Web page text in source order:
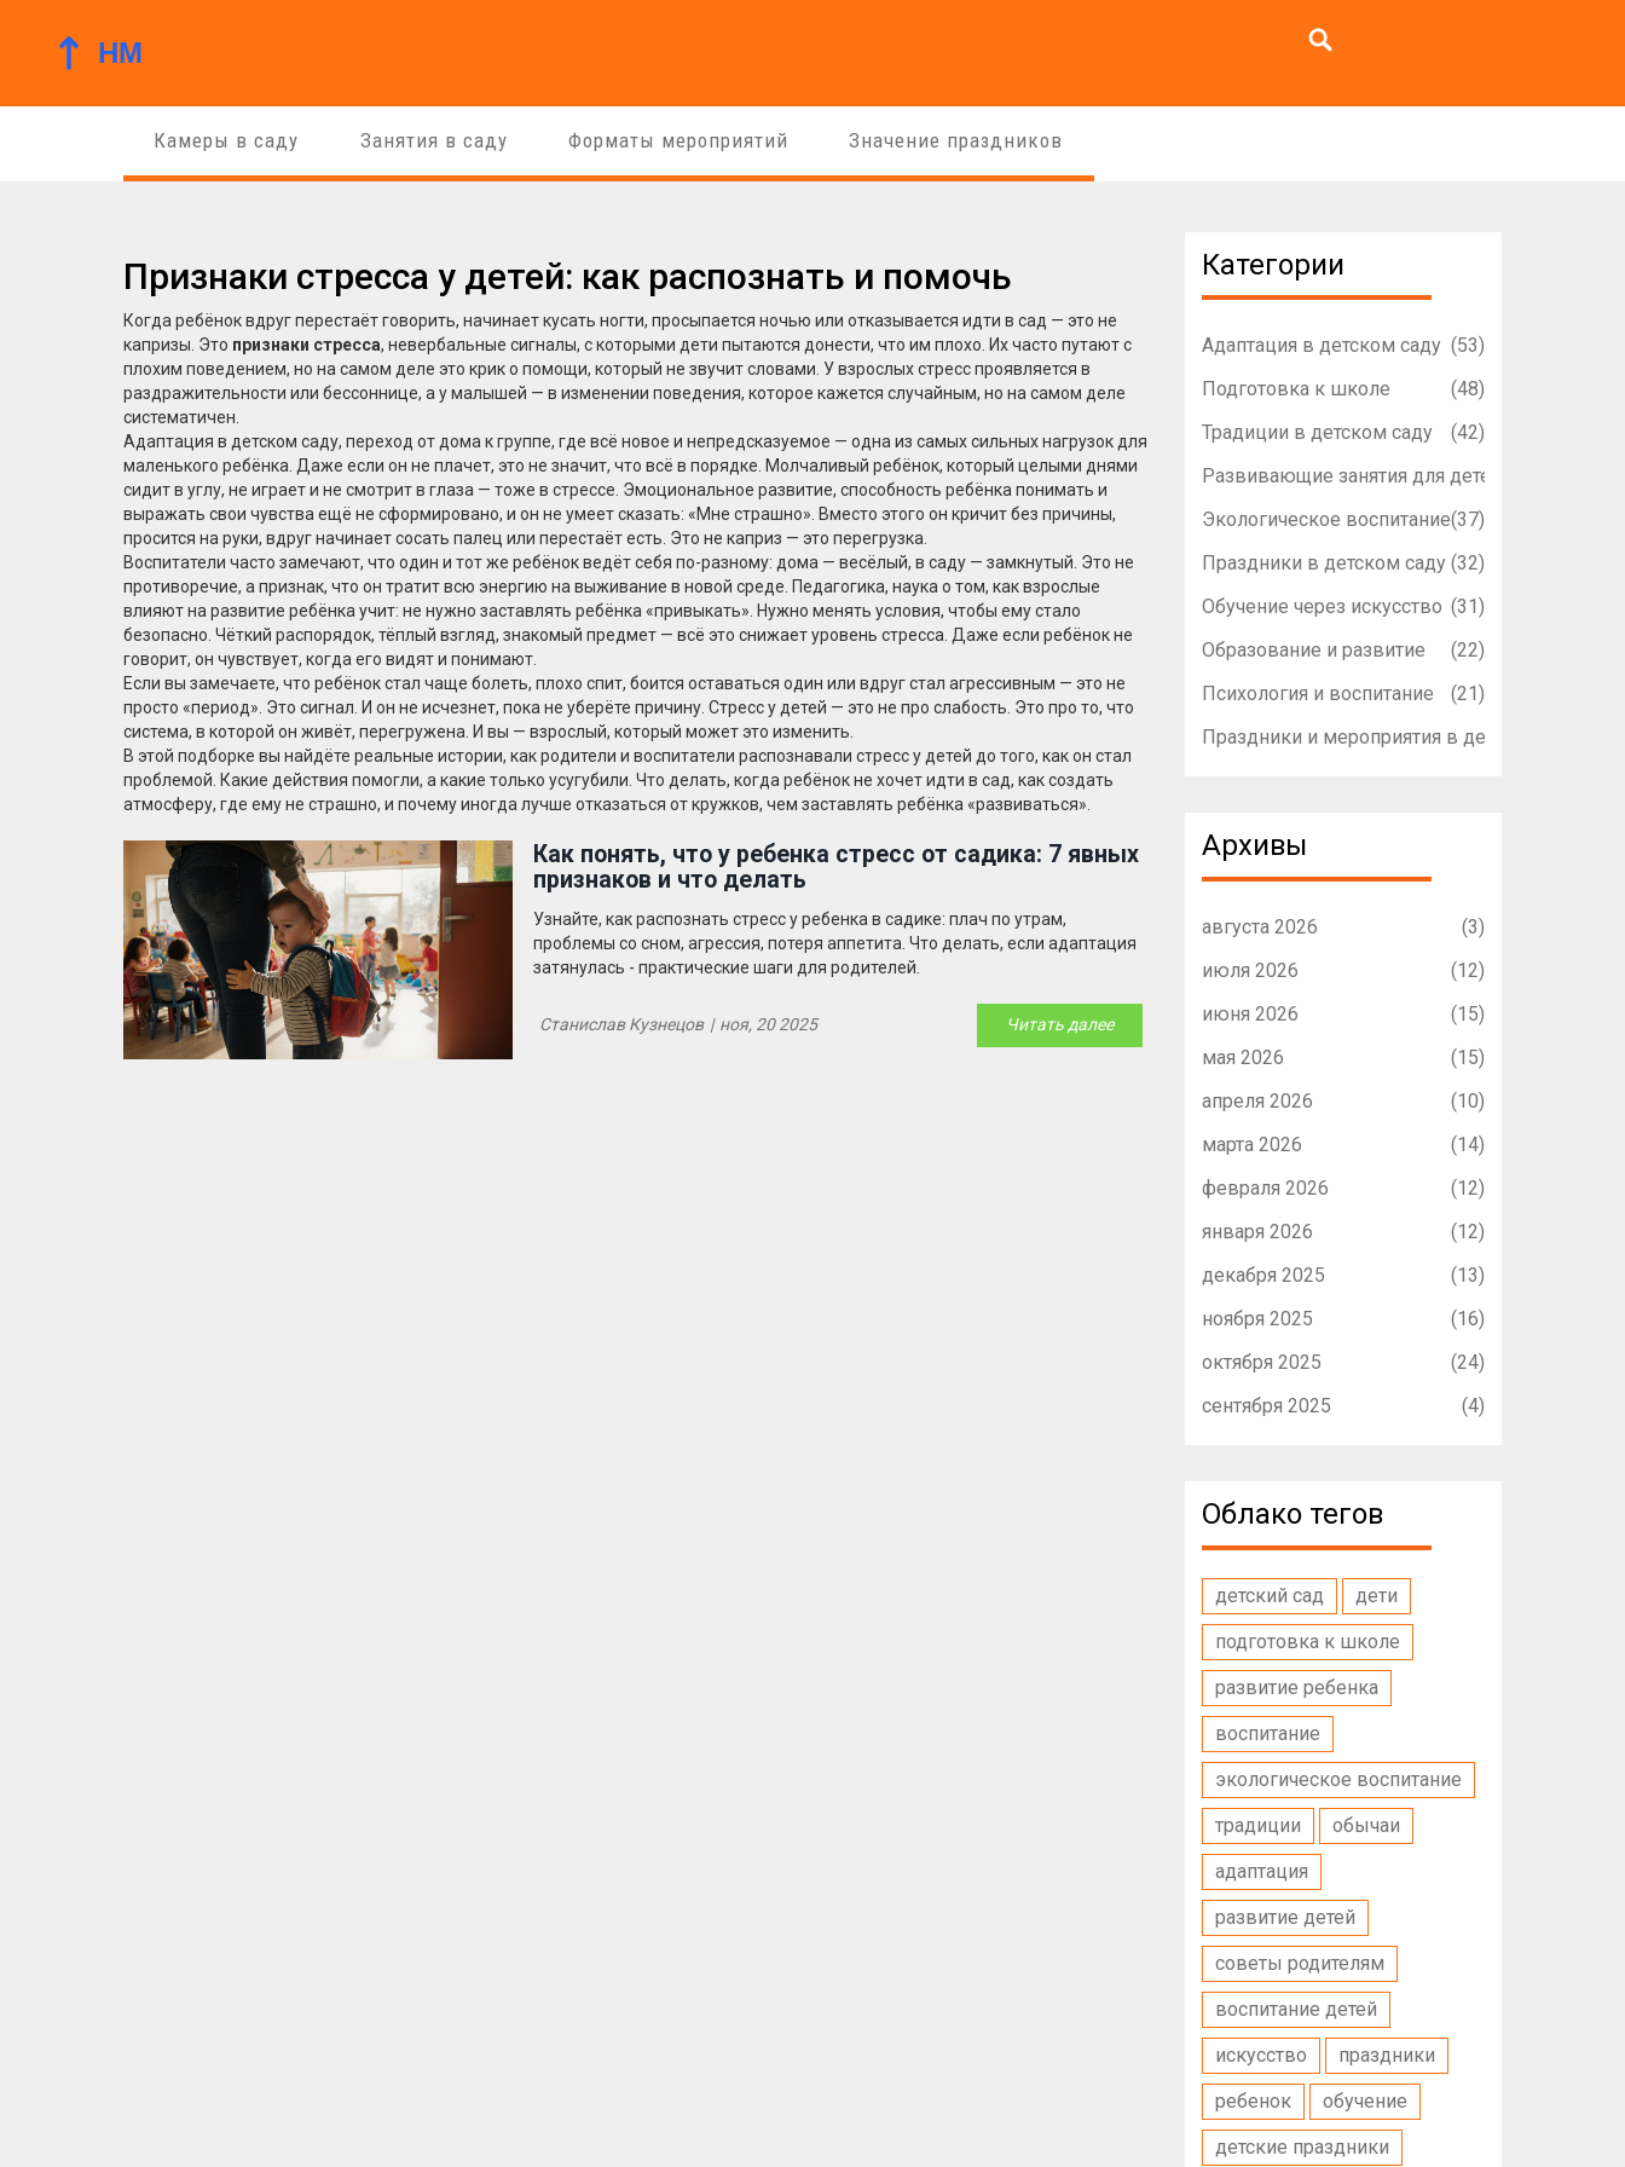
Камеры в саду Занятия в саду Форматы мероприятий Значение праздников
Признаки стресса у детей: как распознать и помочь
Когда ребёнок вдруг перестаёт говорить, начинает кусать ногти, просыпается ночью или отказывается идти в сад — это не
капризы. Это признаки стресса, невербальные сигналы, с которыми дети пытаются донести, что им плохо . Их часто путают с
плохим поведением, но на самом деле это крик о помощи, который не звучит словами. У взрослых стресс проявляется в
раздражительности или бессоннице, а у малышей — в изменении поведения, которое кажется случайным, но на самом деле
систематичен.
Адаптация в детском саду, переход от дома к группе, где всё новое и непредсказуемое — одна из самых сильных нагрузок для
маленького ребёнка. Даже если он не плачет, это не значит, что всё в порядке. Молчаливый ребёнок, который целыми днями
сидит в углу, не играет и не смотрит в глаза — тоже в стрессе. Эмоциональное развитие, способность ребёнка понимать и
выражать свои чувства ещё не сформировано, и он не умеет сказать: «Мне страшно». Вместо этого он кричит без причины,
просится на руки, вдруг начинает сосать палец или перестаёт есть. Это не каприз — это перегрузка.
Воспитатели часто замечают, что один и тот же ребёнок ведёт себя по-разному: дома — весёлый, в саду — замкнутый. Это не
противоречие, а признак, что он тратит всю энергию на выживание в новой среде. Педагогика, наука о том, как взрослые
влияют на развитие ребёнка учит: не нужно заставлять ребёнка «привыкать». Нужно менять условия, чтобы ему стало
безопасно. Чёткий распорядок, тёплый взгляд, знакомый предмет — всё это снижает уровень стресса. Даже если ребёнок не
говорит, он чувствует, когда его видят и понимают.
Если вы замечаете, что ребёнок стал чаще болеть, плохо спит, боится оставаться один или вдруг стал агрессивным — это не
просто «период». Это сигнал. И он не исчезнет, пока не уберёте причину. Стресс у детей — это не про слабость. Это про то, что
система, в которой он живёт, перегружена. И вы — взрослый, который может это изменить.
В этой подборке вы найдёте реальные истории, как родители и воспитатели распознавали стресс у детей до того, как он стал
проблемой. Какие действия помогли, а какие только усугубили. Что делать, когда ребёнок не хочет идти в сад, как создать
атмосферу, где ему не страшно, и почему иногда лучше отказаться от кружков, чем заставлять ребёнка «развиваться».
Как понять, что у ребенка стресс от садика: 7 явных
признаков и что делать
Узнайте, как распознать стресс у ребенка в садике: плач по утрам,
проблемы со сном, агрессия, потеря аппетита. Что делать, если адаптация
затянулась - практические шаги для родителей.
Станислав Кузнецов | ноя, 20 2025 Читать далее
Категории
Адаптация в детском саду (53)
Подготовка к школе
(48)
Традиции в детском саду
(42)
Развивающие занятия для детей
Экологическое воспитание(37)
Праздники в детском саду (32)
Обучение через искусство (31)
Образование и развитие
(22)
Психология и воспитание
(21)
Праздники и мероприятия в детском садике
Архивы
августа 2026
(3)
июля 2026
(12)
июня 2026
(15)
мая 2026
(15)
апреля 2026
(10)
марта 2026
(14)
февраля 2026
(12)
января 2026
(12)
декабря 2025
(13)
ноября 2025
(16)
октября 2025
(24)
сентября 2025
(4)
Облако тегов
детский сад
дети
подготовка к школе
развитие ребенка
воспитание
экологическое воспитание
традиции
обычаи
адаптация
развитие детей
советы родителям
воспитание детей
искусство
праздники
ребенок
обучение
детские праздники